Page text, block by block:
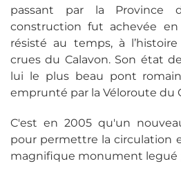
passant par la Province
construction fut achevée en
résisté au temps, à
crues du Calavon. Son état
lui le plus beau pont
emprunté par la Véloroute du
C'est en 2005 qu'un
pour permettre la circulation
magnifique monument legué